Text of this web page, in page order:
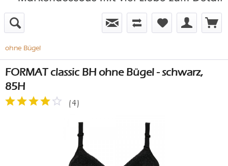
ohne Bügel
FORMAT classic BH ohne Bügel - schwarz,
85H
(4)